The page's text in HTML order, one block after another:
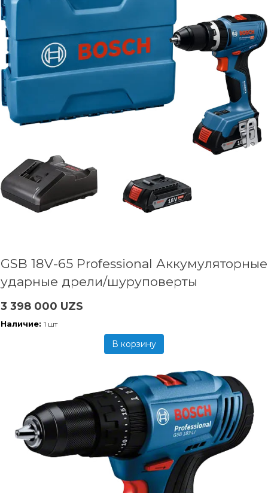
GSB 18V-65 Professional Аккумуляторные
ударные дрели/шуруповерты
3 398 000 UZS
Наличие: 1 шт
В корзину